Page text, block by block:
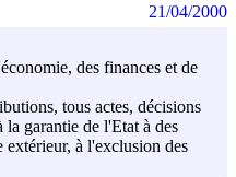
des finances et de
tous actes, décisions
garantie de l'Etat à des
extérieur, à l'exclusion des
21/04/2000